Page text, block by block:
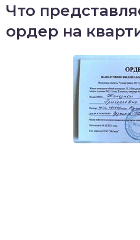
Что
ордер на